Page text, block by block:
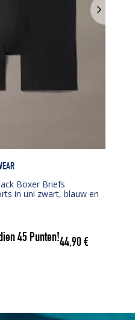
Boxer Briefs
in uni zwart, blauw en
45 Punten!44,90€